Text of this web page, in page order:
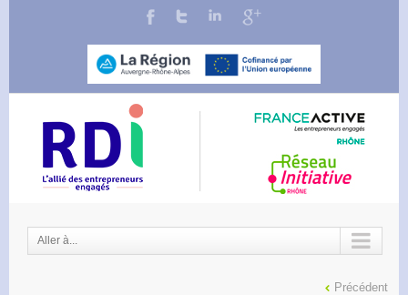
Aller à...
Précédent